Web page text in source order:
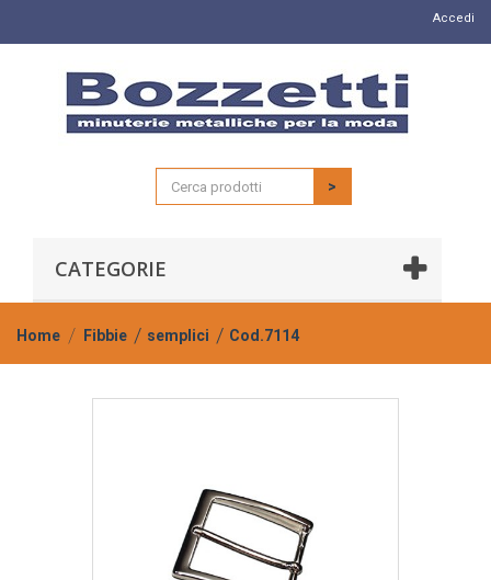
Accedi
>
CATEGORIE
Home Fibbie semplici Cod.7114